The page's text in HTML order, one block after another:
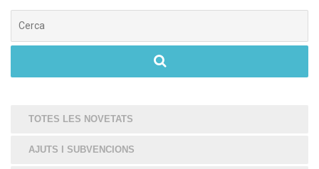
TOTES LES NOVETATS
AJUTS I SUBVENCIONS